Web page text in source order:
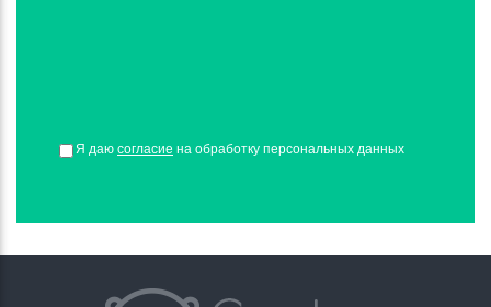
Я даю согласие на обработку персональных данных